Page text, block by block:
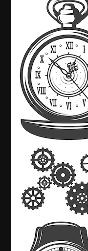
モーショングラフィックス
動画テンプレート
最高のクリ
ットフォー
店、スタジ
います。
日本語
Copyright ©